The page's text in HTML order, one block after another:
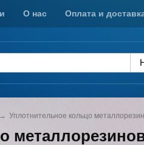
О нас Оплата и
Уплотнительное кольцо